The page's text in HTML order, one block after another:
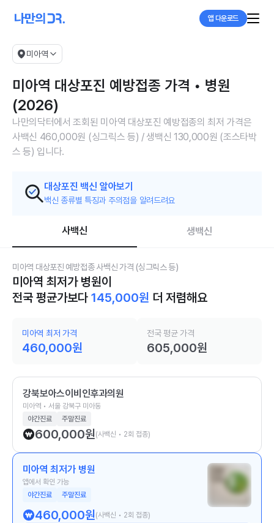
앱 다운로드
미아역
미아역 대상포진 예방접종 가격 • 병원
(2026)
나만의닥터에서 조회된 미아역 대상포진 예방접종의 최저 가격은
사백신 460,000원 (싱그릭스 등) / 생백신 130,000원 (조스타박
스 등) 입니다.
대상포진 백신 알아보기
백신 종류별 특징과 주의점을 알려드려요
사백신 생백신
미아역 대상포진 예방접종 사백신 가격 (싱그릭스 등)
미아역 최저가 병원이
전국 평균가보다 145,000원 더 저렴해요
미아역 최저 가격
460,000원
전국 평균 가격
605,000원
강북보아스이비인후과의원
미아역 • 서울 강북구 미아동
야간진료
주말진료
600,000원(사백신 • 2회 접종)
미아역 최저가 병원
앱에서 확인 가능
야간진료
주말진료
460,000원(사백신 • 2회 접종)